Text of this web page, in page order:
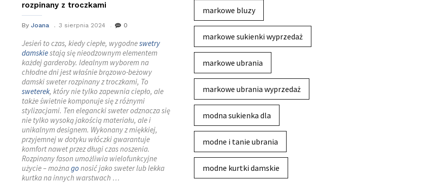
rozpinany z troczkami
By Joana 3 sierpnia 2024 0
Jesień to czas, kiedy ciepłe, wygodneswetry
damskiestają się nieodzownym elementem
każdej garderoby. Idealnym wyborem na
chłodne dni jest właśnie brązowo-beżowy
damski sweter rozpinany z troczkami, To
sweterek, który nie tylko zapewnia ciepło, ale
także świetnie komponuje się z różnymi
stylizacjami. Ten elegancki sweter odznacza się
nie tylko wysoką jakością materiału, ale i
unikalnym designem. Wykonany z miękkiej,
przyjemnej w dotyku włóczki gwarantuje
komfort nawet przez długi czas noszenia.
Rozpinany fason umożliwia wielofunkcyjne
użycie – możnago nosić jako sweter lub lekka
kurtka na innych warstwach …
markowe bluzy
markowe sukienki wyprzedaż
markowe ubrania
markowe ubrania wyprzedaż
modna sukienka dla
modne i tanie ubrania
modne kurtki damskie